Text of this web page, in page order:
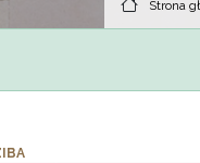
Strona